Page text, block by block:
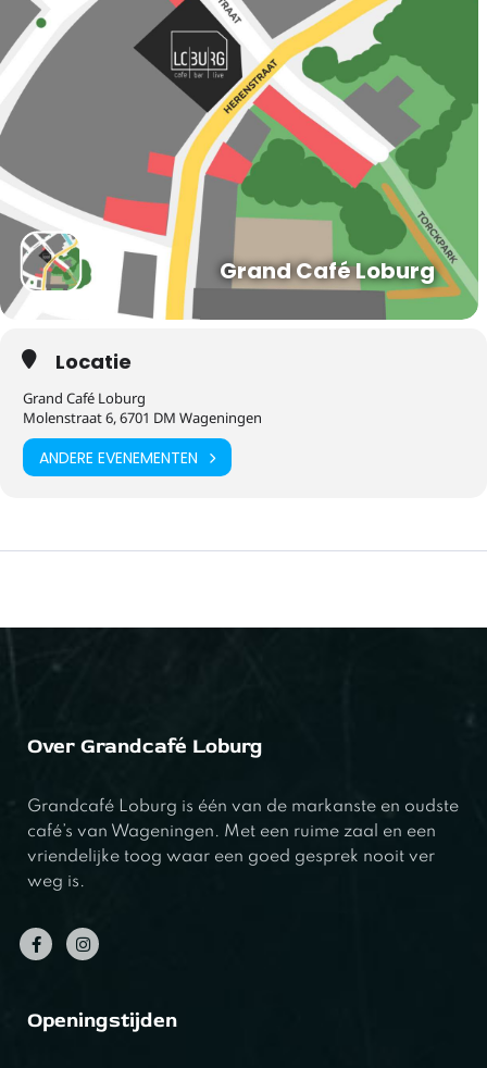
Grand Café Loburg
Locatie
Grand Café Loburg
Molenstraat 6, 6701 DM Wageningen
ANDERE EVENEMENTEN
Over Grandcafé Loburg
Grandcafé Loburg is één van de markanste en oudste
café’s van Wageningen. Met een ruime zaal en een
vriendelijke toog waar een goed gesprek nooit ver
weg is.
Openingstijden